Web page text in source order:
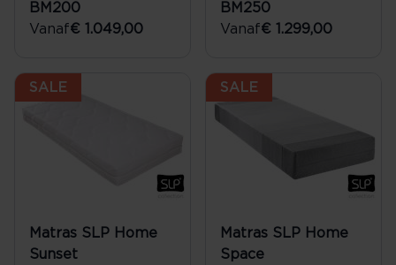
BM200
Vanaf€ 1.049,00
BM250
Vanaf€ 1.299,00
SALE
Matras SLP Home
Sunset
SALE
Matras SLP Home
Space